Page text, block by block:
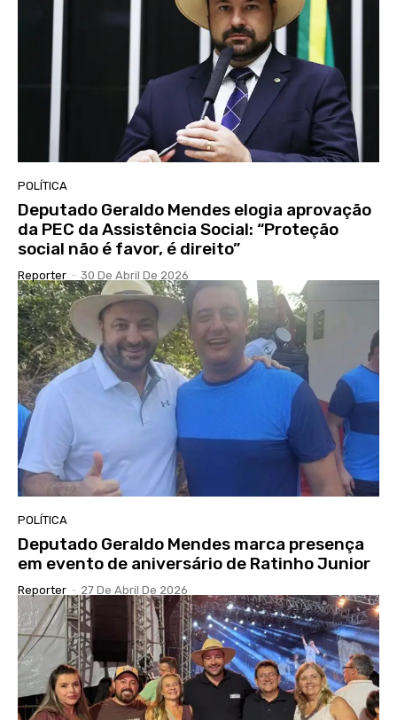
POLÍTICA
Deputado Geraldo Mendes elogia aprovação
da PEC da Assistência Social: “Proteção
social não é favor, é direito”
Reporter - 30 De Abril De 2026
POLÍTICA
Deputado Geraldo Mendes marca presença
em evento de aniversário de Ratinho Junior
Reporter - 27 De Abril De 2026